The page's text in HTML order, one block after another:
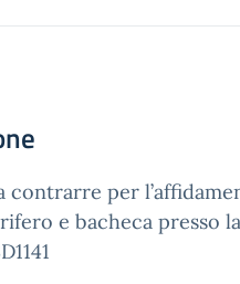
contrarre per
e bacheca presso